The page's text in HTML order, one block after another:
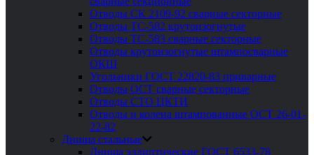
Отводы СК 2109-92 сварные секторные
Отводы ТС-582 крутоизогнутые
Отводы ТС-583 сварные секторные
Отводы крутоизогнутые штампосварные
ОКШ
Угольники ГОСТ 22820-83 приварные
Отводы ОСТ сварные секторные
Отводы СТО ЦКТИ
Отводы и колена штампованные ОСТ 26-01-
22-82
Днища стальные
Днища эллиптические ГОСТ 6533-78